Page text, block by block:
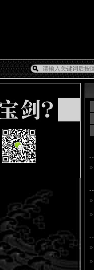
»
»
»
»
»